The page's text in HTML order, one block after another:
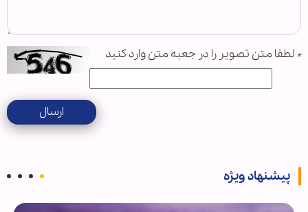
* لطفا متن تصویر را در جعبه متن وارد کنید
ارسال
پیشنهاد ویژه